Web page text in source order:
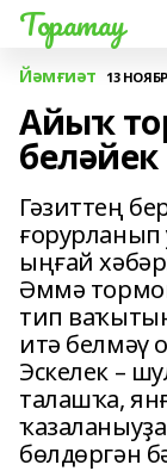
Торатау
Йәмғиәт 13
Айыҡ
беләйек
Гәзиттең
ыңғай
Әммә
тип
итә белмәү
Эскелек –
талашҡа,
бөлдөргән